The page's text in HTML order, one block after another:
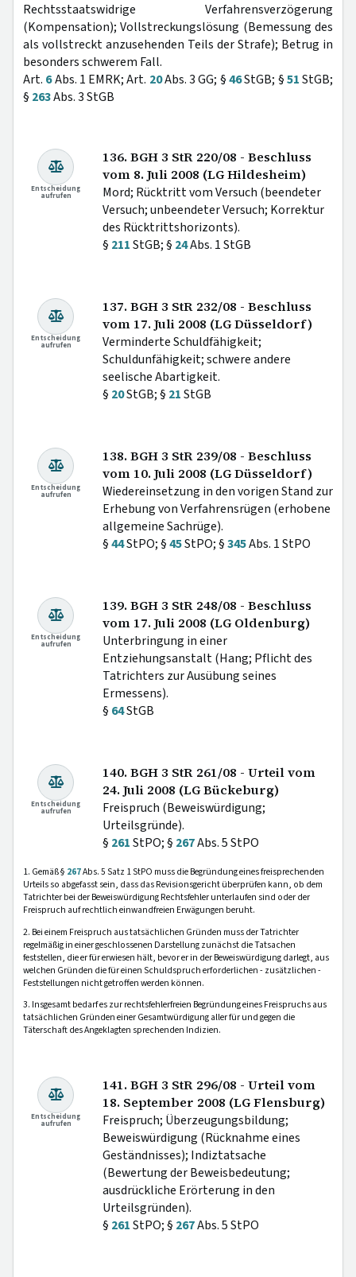
Rechtsstaatswidrige Verfahrensverzögerung
(Kompensation); Vollstreckungslösung (Bemessung des
als vollstreckt anzusehenden Teils der Strafe); Betrug in
besonders schwerem Fall.
Art. 6Abs. 1 EMRK; Art. 20Abs. 3 GG; §46StGB; §51StGB;
§ 263Abs. 3 StGB
Entscheidung
aufrufen
136. BGH 3 StR 220/08 - Beschluss
vom 8. Juli 2008 (LG Hildesheim)
Mord; Rücktritt vom Versuch (beendeter
Versuch; unbeendeter Versuch; Korrektur
des Rücktrittshorizonts).
§ 211StGB; § 24Abs. 1 StGB
Entscheidung
aufrufen
137. BGH 3 StR 232/08 - Beschluss
vom 17. Juli 2008 (LG Düsseldorf)
Verminderte Schuldfähigkeit;
Schuldunfähigkeit; schwere andere
seelische Abartigkeit.
§ 20StGB; § 21StGB
Entscheidung
aufrufen
138. BGH 3 StR 239/08 - Beschluss
vom 10. Juli 2008 (LG Düsseldorf)
Wiedereinsetzung in den vorigen Stand zur
Erhebung von Verfahrensrügen (erhobene
allgemeine Sachrüge).
§44StPO; §45StPO; §345Abs. 1 StPO
Entscheidung
aufrufen
139. BGH 3 StR 248/08 - Beschluss
vom 17. Juli 2008 (LG Oldenburg)
Unterbringung in einer
Entziehungsanstalt (Hang; Pflicht des
Tatrichters zur Ausübung seines
Ermessens).
§ 64StGB
Entscheidung
aufrufen
140. BGH 3 StR 261/08 - Urteil vom
24. Juli 2008 (LG Bückeburg)
Freispruch (Beweiswürdigung;
Urteilsgründe).
§ 261StPO; § 267Abs. 5 StPO
1. Gemäß § 267Abs. 5 Satz 1 StPO muss die Begründung eines freisprechenden
Urteils so abgefasst sein, dass das Revisionsgericht überprüfen kann, ob dem
Tatrichter bei der Beweiswürdigung Rechtsfehler unterlaufen sind oder der
Freispruch auf rechtlich einwandfreien Erwägungen beruht.
2. Bei einem Freispruch aus tatsächlichen Gründen muss der Tatrichter
regelmäßig in einer geschlossenen Darstellung zunächst die Tatsachen
feststellen, die er für erwiesen hält, bevor er in der Beweiswürdigung darlegt, aus
welchen Gründen die für einen Schuldspruch erforderlichen - zusätzlichen -
Feststellungen nicht getroffen werden können.
3. Insgesamt bedarf es zur rechtsfehlerfreien Begründung eines Freispruchs aus
tatsächlichen Gründen einer Gesamtwürdigung aller für und gegen die
Täterschaft des Angeklagten sprechenden Indizien.
Entscheidung
aufrufen
141. BGH 3 StR 296/08 - Urteil vom
18. September 2008 (LG Flensburg)
Freispruch; Überzeugungsbildung;
Beweiswürdigung (Rücknahme eines
Geständnisses); Indiztatsache
(Bewertung der Beweisbedeutung;
ausdrückliche Erörterung in den
Urteilsgründen).
§ 261StPO; § 267Abs. 5 StPO